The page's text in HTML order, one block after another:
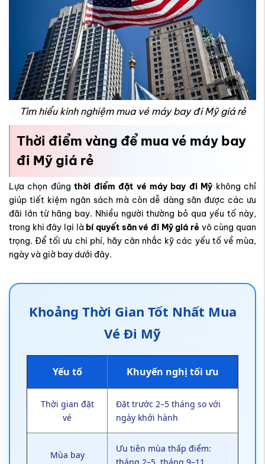
Tìm hiểu kinh nghiệm mua vé máy bay đi Mỹ giá rẻ
Thời điểm vàng để mua vé máy bay
đi Mỹ giá rẻ
Lựa chọn đúngthời điểm đặt vé máy bay đi Mỹ không chỉ
giúp tiết kiệm ngân sách mà còn dễ dàng săn được các ưu
đãi lớn từ hãng bay. Nhiều người thường bỏ qua yếu tố này,
trong khi đây lại là bí quyết săn vé đi Mỹ giá rẻ vô cùng quan
trọng. Để tối ưu chi phí, hãy cân nhắc kỹ các yếu tố về mùa,
ngày và giờ bay dưới đây.
Khoảng Thời Gian Tốt Nhất Mua
Vé Đi Mỹ
Yếu tố Khuyến nghị tối ưu
Thời gian đặt
vé
Đặt trước 2–5 tháng so với
ngày khởi hành
Mùa bay
Ưu tiên mùa thấp điểm: